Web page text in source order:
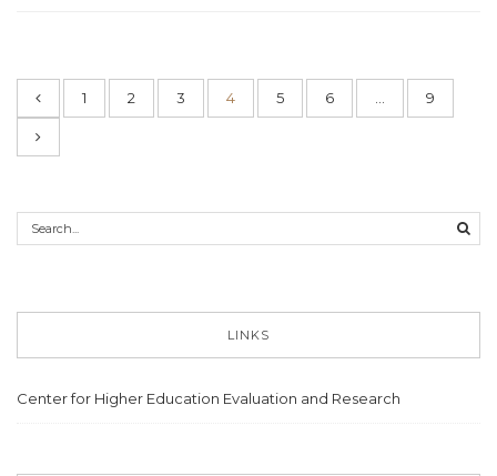
1 2 3 4 5 6 9
LINKS
Center for Higher Education Evaluation and Research